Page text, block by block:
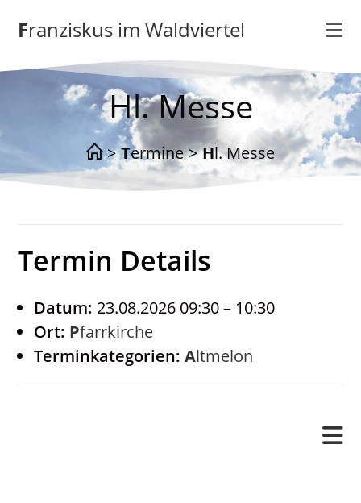
Inhalt
springenFranziskus im Waldviertel
Hl. Messe
> Termine > Hl. Messe
Termin Details
Datum: 23.08.2026 09:30– 10:30
Ort:
Pfarrkirche
Terminkategorien:
Altmelon